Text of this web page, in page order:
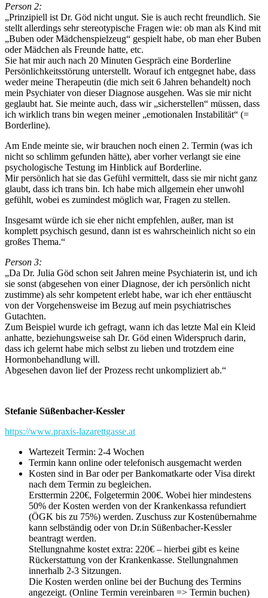
Person 2:
„Prinzipiell ist Dr. Göd nicht ungut. Sie is auch recht freundlich. Sie
stellt allerdings sehr stereotypische Fragen wie: ob man als Kind mit
„Buben oder Mädchenspielzeug“ gespielt habe, ob man eher Buben
oder Mädchen als Freunde hatte, etc.
Sie hat mir auch nach 20 Minuten Gespräch eine Borderline
Persönlichkeitsstörung unterstellt. Worauf ich entgegnet habe, dass
weder meine Therapeutin (die mich seit 6 Jahren behandelt) noch
mein Psychiater von dieser Diagnose ausgehen. Was sie mir nicht
geglaubt hat. Sie meinte auch, dass wir „sicherstellen“ müssen, dass
ich wirklich trans bin wegen meiner „emotionalen Instabilität“ (=
Borderline).
Am Ende meinte sie, wir brauchen noch einen 2. Termin (was ich
nicht so schlimm gefunden hätte), aber vorher verlangt sie eine
psychologische Testung im Hinblick auf Borderline.
Mir persönlich hat sie das Gefühl vermittelt, dass sie mir nicht ganz
glaubt, dass ich trans bin. Ich habe mich allgemein eher unwohl
gefühlt, wobei es zumindest möglich war, Fragen zu stellen.
Insgesamt würde ich sie eher nicht empfehlen, außer, man ist
komplett psychisch gesund, dann ist es wahrscheinlich nicht so ein
großes Thema.“
Person 3:
„Da Dr. Julia Göd schon seit Jahren meine Psychiaterin ist, und ich
sie sonst (abgesehen von einer Diagnose, der ich persönlich nicht
zustimme) als sehr kompetent erlebt habe, war ich eher enttäuscht
von der Vorgehensweise im Bezug auf mein psychiatrisches
Gutachten.
Zum Beispiel wurde ich gefragt, wann ich das letzte Mal ein Kleid
anhatte, beziehungsweise sah Dr. Göd einen Widerspruch darin,
dass ich gelernt habe mich selbst zu lieben und trotzdem eine
Hormonbehandlung will.
Abgesehen davon lief der Prozess recht unkompliziert ab.“
Stefanie Süßenbacher-Kessler
https://www.praxis-lazarettgasse.at
Wartezeit Termin: 2-4 Wochen
Termin kann online oder telefonisch ausgemacht werden
Kosten sind in Bar oder per Bankomatkarte oder Visa direkt
nach dem Termin zu begleichen.
Ersttermin 220€, Folgetermin 200€. Wobei hier mindestens
50% der Kosten werden von der Krankenkassa refundiert
(ÖGK bis zu 75%) werden. Zuschuss zur Kostenübernahme
kann selbständig oder von Dr.in Süßenbacher-Kessler
beantragt werden.
Stellungnahme kostet extra: 220€ – hierbei gibt es keine
Rückerstattung von der Krankenkasse. Stellungnahmen
innerhalb 2-3 Sitzungen.
Die Kosten werden online bei der Buchung des Termins
angezeigt. (Online Termin vereinbaren => Termin buchen)